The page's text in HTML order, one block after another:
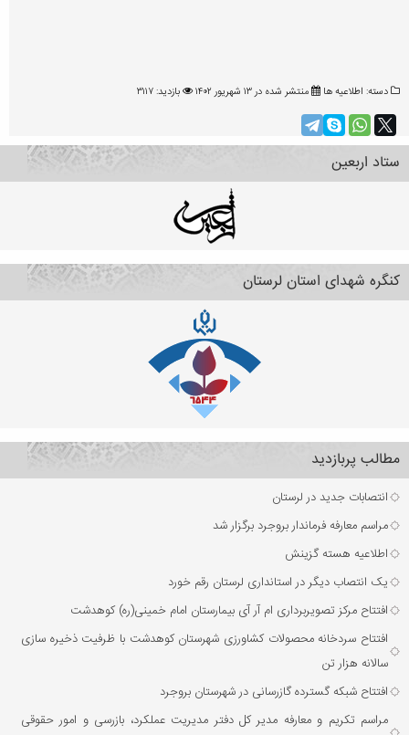
دسته: اطلاعیه ها منتشر شده در ۱۳ شهریور ۱۴۰۲ بازدید: ۳۱۱۷
ستاد اربعین
کنگره شهدای استان لرستان
مطالب پربازدید
انتصابات جدید در لرستان
مراسم معارفه فرماندار بروجرد برگزار شد
اطلاعیه هسته گزینش
یک انتصاب دیگر در استانداری لرستان رقم خورد
افتتاح مرکز تصویربرداری ام آر آی بیمارستان امام خمینی(ره) کوهدشت
افتتاح سردخانه محصولات کشاورزی شهرستان کوهدشت با ظرفیت ذخیره‌ سازی
سالانه هزار تن
افتتاح شبکه گسترده گازرسانی در شهرستان بروجرد
مراسم تکریم و معارفه مدیر کل دفتر مدیریت عملکرد، بازرسی و امور حقوقی